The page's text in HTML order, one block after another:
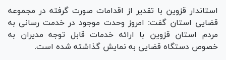
استاندار قزوین با تقدیر از اقدامات صورت گرفته در مجموعه
قضایی استان گفت: امروز وحدت موجود در خدمت رسانی به
مردم استان قزوین با ارائه خدمات قابل توجه مدیران به
خصوص دستگاه قضایی به نمایش گذاشته شده است.